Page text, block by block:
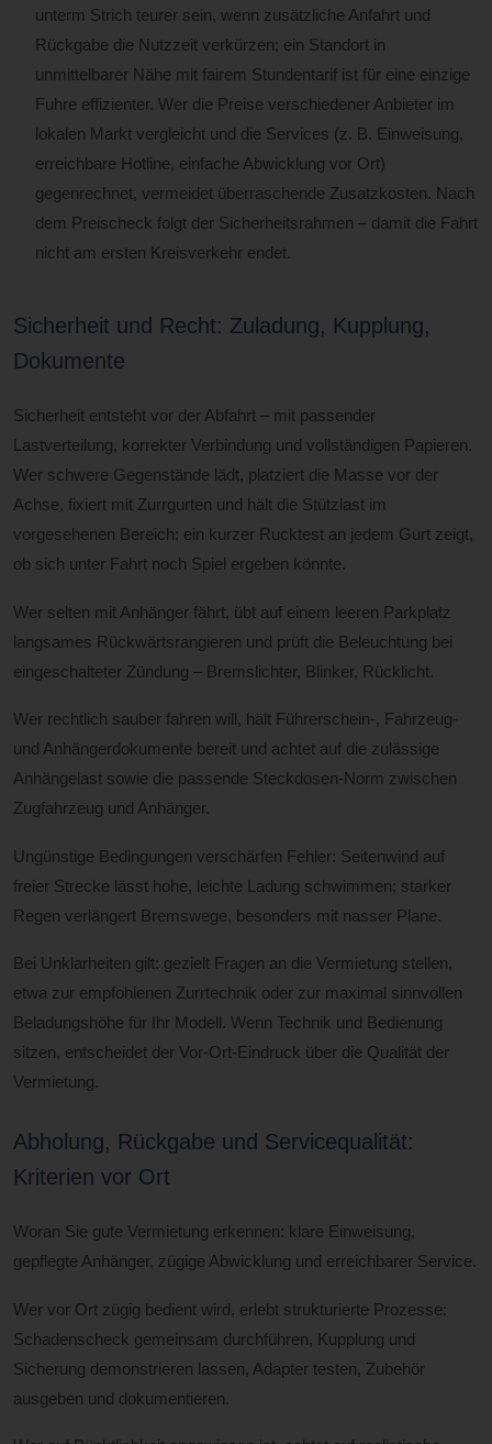
unterm Strich teurer sein, wenn zusätzliche Anfahrt und
Rückgabe die Nutzzeit verkürzen; ein Standort in
unmittelbarer Nähe mit fairem Stundentarif ist für eine einzige
Fuhre effizienter. Wer die Preise verschiedener Anbieter im
lokalen Markt vergleicht und die Services (z. B. Einweisung,
erreichbare Hotline, einfache Abwicklung vor Ort)
gegenrechnet, vermeidet überraschende Zusatzkosten. Nach
dem Preischeck folgt der Sicherheitsrahmen – damit die Fahrt
nicht am ersten Kreisverkehr endet.
Sicherheit und Recht: Zuladung, Kupplung,
Dokumente
Sicherheit entsteht vor der Abfahrt – mit passender
Lastverteilung, korrekter Verbindung und vollständigen Papieren.
Wer schwere Gegenstände lädt, platziert die Masse vor der
Achse, fixiert mit Zurrgurten und hält die Stützlast im
vorgesehenen Bereich; ein kurzer Rucktest an jedem Gurt zeigt,
ob sich unter Fahrt noch Spiel ergeben könnte.
Wer selten mit Anhänger fährt, übt auf einem leeren Parkplatz
langsames Rückwärtsrangieren und prüft die Beleuchtung bei
eingeschalteter Zündung – Bremslichter, Blinker, Rücklicht.
Wer rechtlich sauber fahren will, hält Führerschein-, Fahrzeug-
und Anhängerdokumente bereit und achtet auf die zulässige
Anhängelast sowie die passende Steckdosen-Norm zwischen
Zugfahrzeug und Anhänger.
Ungünstige Bedingungen verschärfen Fehler: Seitenwind auf
freier Strecke lässt hohe, leichte Ladung schwimmen; starker
Regen verlängert Bremswege, besonders mit nasser Plane.
Bei Unklarheiten gilt: gezielt Fragen an die Vermietung stellen,
etwa zur empfohlenen Zurrtechnik oder zur maximal sinnvollen
Beladungshöhe für Ihr Modell. Wenn Technik und Bedienung
sitzen, entscheidet der Vor-Ort-Eindruck über die Qualität der
Vermietung.
Abholung, Rückgabe und Servicequalität:
Kriterien vor Ort
Woran Sie gute Vermietung erkennen: klare Einweisung,
gepflegte Anhänger, zügige Abwicklung und erreichbarer Service.
Wer vor Ort zügig bedient wird, erlebt strukturierte Prozesse:
Schadenscheck gemeinsam durchführen, Kupplung und
Sicherung demonstrieren lassen, Adapter testen, Zubehör
ausgeben und dokumentieren.